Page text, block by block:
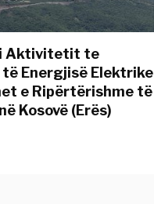
i Aktivitetit te
Energjisë Elektrike
e Ripërtërishme të
Kosovë (Erës)